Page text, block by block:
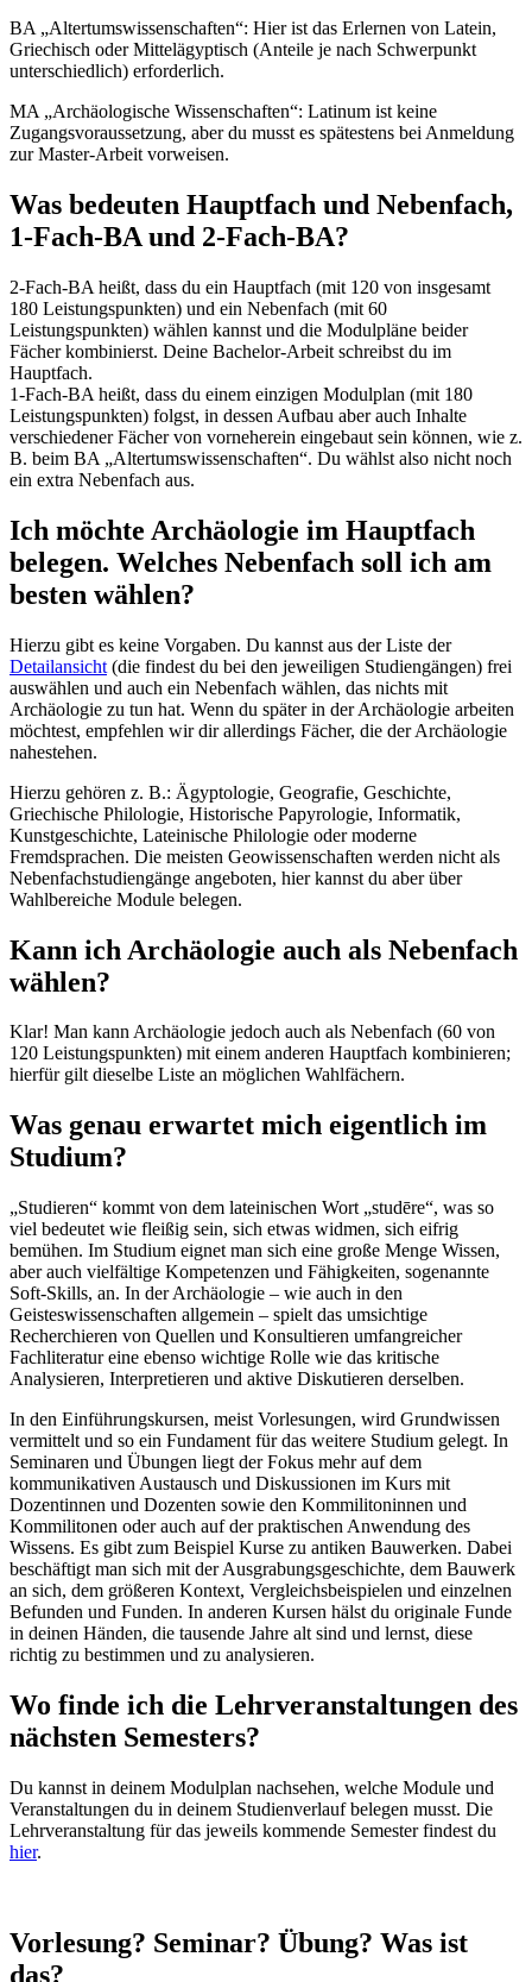
BA „Altertumswissenschaften“: Hier ist das Erlernen von Latein,
Griechisch oder Mittelägyptisch (Anteile je nach Schwerpunkt
unterschiedlich) erforderlich.
MA „Archäologische Wissenschaften“: Latinum ist keine
Zugangsvoraussetzung, aber du musst es spätestens bei Anmeldung
zur Master-Arbeit vorweisen.
Was bedeuten Hauptfach und Nebenfach,
1-Fach-BA und 2-Fach-BA?
2-Fach-BA heißt, dass du ein Hauptfach (mit 120 von insgesamt
180 Leistungspunkten) und ein Nebenfach (mit 60
Leistungspunkten) wählen kannst und die Modulpläne beider
Fächer kombinierst. Deine Bachelor-Arbeit schreibst du im
Hauptfach.
1-Fach-BA heißt, dass du einem einzigen Modulplan (mit 180
Leistungspunkten) folgst, in dessen Aufbau aber auch Inhalte
verschiedener Fächer von vorneherein eingebaut sein können, wie z.
B. beim BA „Altertumswissenschaften“. Du wählst also nicht noch
ein extra Nebenfach aus.
Ich möchte Archäologie im Hauptfach
belegen. Welches Nebenfach soll ich am
besten wählen?
Hierzu gibt es keine Vorgaben. Du kannst aus der Liste der
Detailansicht (die findest du bei den jeweiligen Studiengängen) frei
auswählen und auch ein Nebenfach wählen, das nichts mit
Archäologie zu tun hat. Wenn du später in der Archäologie arbeiten
möchtest, empfehlen wir dir allerdings Fächer, die der Archäologie
nahestehen.
Hierzu gehören z. B.: Ägyptologie, Geografie, Geschichte,
Griechische Philologie, Historische Papyrologie, Informatik,
Kunstgeschichte, Lateinische Philologie oder moderne
Fremdsprachen. Die meisten Geowissenschaften werden nicht als
Nebenfachstudiengänge angeboten, hier kannst du aber über
Wahlbereiche Module belegen.
Kann ich Archäologie auch als Nebenfach
wählen?
Klar! Man kann Archäologie jedoch auch als Nebenfach (60 von
120 Leistungspunkten) mit einem anderen Hauptfach kombinieren;
hierfür gilt dieselbe Liste an möglichen Wahlfächern.
Was genau erwartet mich eigentlich im
Studium?
„Studieren“ kommt von dem lateinischen Wort „studēre“, was so
viel bedeutet wie fleißig sein, sich etwas widmen, sich eifrig
bemühen. Im Studium eignet man sich eine große Menge Wissen,
aber auch vielfältige Kompetenzen und Fähigkeiten, sogenannte
Soft-Skills, an. In der Archäologie – wie auch in den
Geisteswissenschaften allgemein – spielt das umsichtige
Recherchieren von Quellen und Konsultieren umfangreicher
Fachliteratur eine ebenso wichtige Rolle wie das kritische
Analysieren, Interpretieren und aktive Diskutieren derselben.
In den Einführungskursen, meist Vorlesungen, wird Grundwissen
vermittelt und so ein Fundament für das weitere Studium gelegt. In
Seminaren und Übungen liegt der Fokus mehr auf dem
kommunikativen Austausch und Diskussionen im Kurs mit
Dozentinnen und Dozenten sowie den Kommilitoninnen und
Kommilitonen oder auch auf der praktischen Anwendung des
Wissens. Es gibt zum Beispiel Kurse zu antiken Bauwerken. Dabei
beschäftigt man sich mit der Ausgrabungsgeschichte, dem Bauwerk
an sich, dem größeren Kontext, Vergleichsbeispielen und einzelnen
Befunden und Funden. In anderen Kursen hälst du originale Funde
in deinen Händen, die tausende Jahre alt sind und lernst, diese
richtig zu bestimmen und zu analysieren.
Wo finde ich die Lehrveranstaltungen des
nächsten Semesters?
Du kannst in deinem Modulplan nachsehen, welche Module und
Veranstaltungen du in deinem Studienverlauf belegen musst. Die
Lehrveranstaltung für das jeweils kommende Semester findest du
hier.
Vorlesung? Seminar? Übung? Was ist
das?